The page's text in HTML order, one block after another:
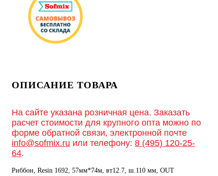
ОПИСАНИЕ ТОВАРА
На сайте указана розничная цена. Заказать
расчет стоимости для крупного опта можно по
форме обратной связи, электронной почте
info@sofmix.ru или телефону: 8 (495) 120-25-
64.
Риббон, Resin 1692, 57мм*74м, вт12.7, ш.110 мм, OUT